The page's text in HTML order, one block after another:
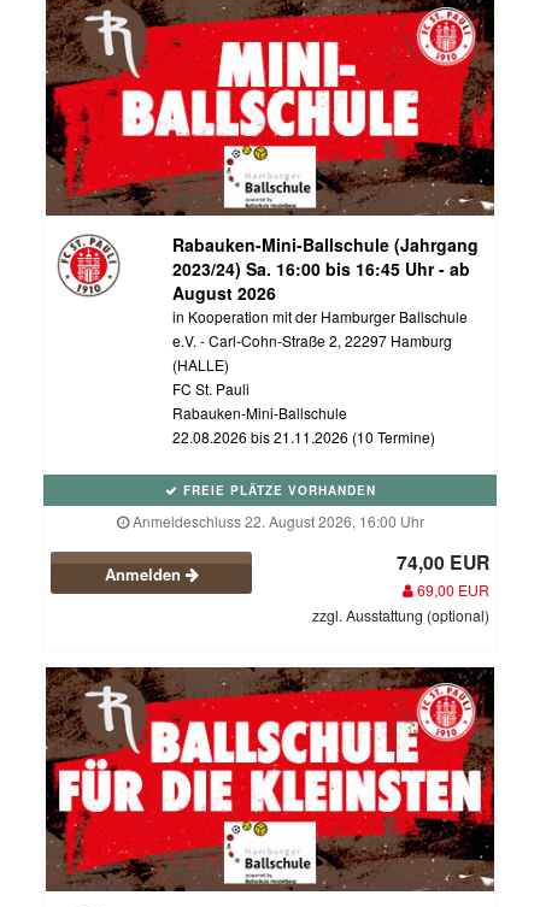
Rabauken-Mini-Ballschule (Jahrgang
2023/24) Sa. 16:00 bis 16:45 Uhr - ab
August 2026
in Kooperation mit der Hamburger Ballschule
e.V. - Carl-Cohn-Straße 2, 22297 Hamburg
(HALLE)
FC St. Pauli
Rabauken-Mini-Ballschule
22.08.2026 bis 21.11.2026 (10 Termine)
FREIE PLÄTZE VORHANDEN
Anmeldeschluss 22. August 2026, 16:00 Uhr
Anmelden 74,00 EUR
69,00 EUR
zzgl. Ausstattung (optional)